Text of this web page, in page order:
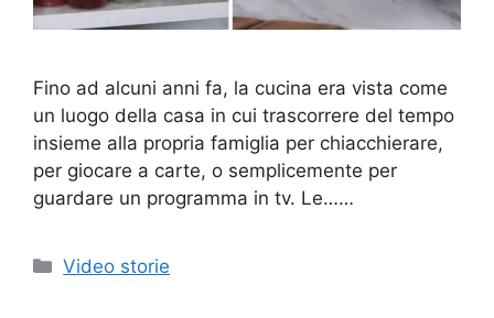
Fino ad alcuni anni fa, la cucina era vista come
un luogo della casa in cui trascorrere del tempo
insieme alla propria famiglia per chiacchierare,
per giocare a carte, o semplicemente per
guardare un programma in tv. Le……
Categorie
Video storie